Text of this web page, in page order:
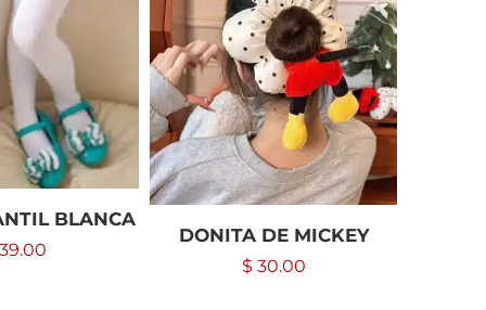
BLANCA
DONITA DE MICKEY
$ 30.00